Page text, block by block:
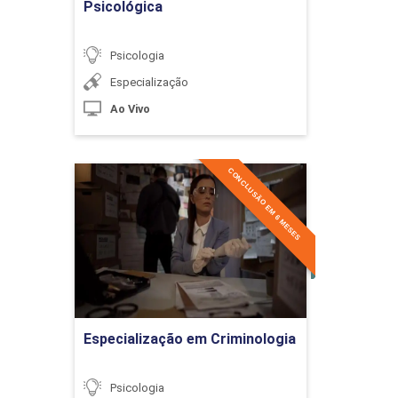
Desenvolvimento da Criança na Escola:
O Amadurecimento da Infância: Início da
Psicológica
Psicologia
Especialização
Ao Vivo
Especialização em Criminologia
CONCLUSÃO EM 6 MESES
Psicologia
Especialização em
Criminologia
Detalhes do curso
Ir para Inscrição